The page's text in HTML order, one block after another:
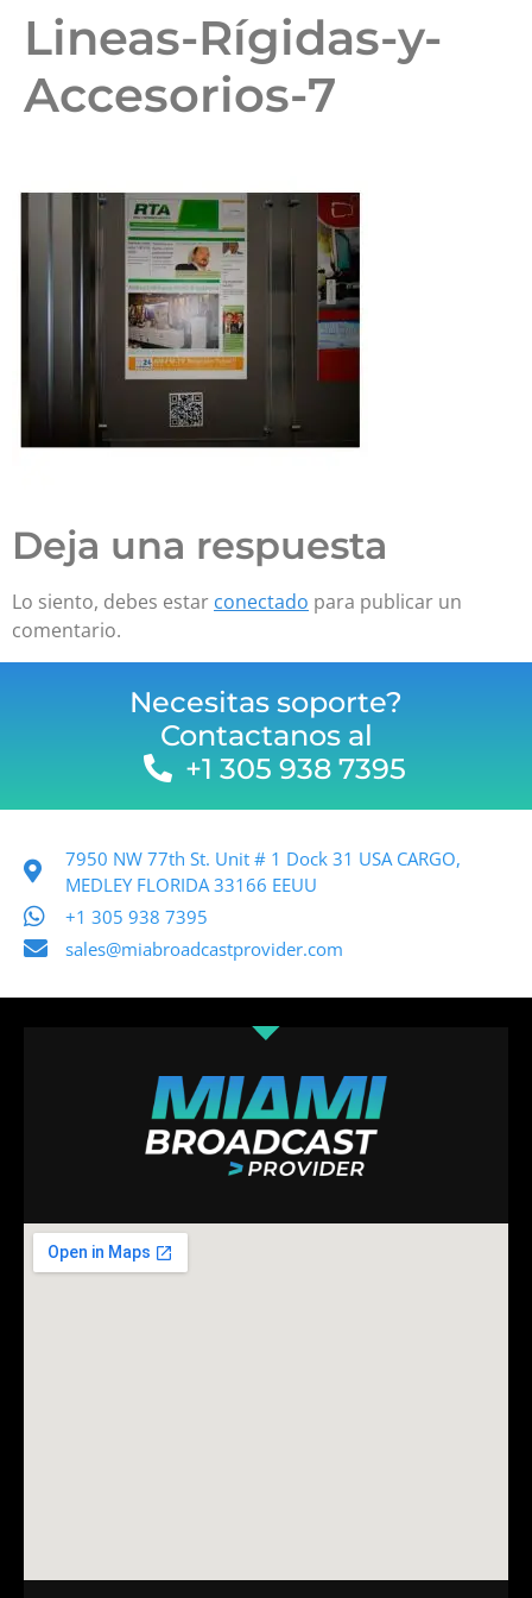
Lineas-Rígidas-y-
Accesorios-7
Deja una respuesta
Lo siento, debes estar conectado para publicar un
comentario.
Necesitas soporte?
Contactanos al
+1 305 938 7395
7950 NW 77th St. Unit # 1 Dock 31 USA CARGO,
MEDLEY FLORIDA 33166 EEUU
+1 305 938 7395
sales@miabroadcastprovider.com